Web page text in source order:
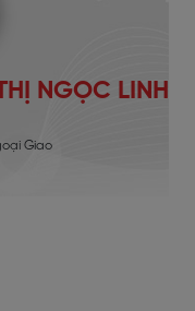
NGỌC LINH
Giao